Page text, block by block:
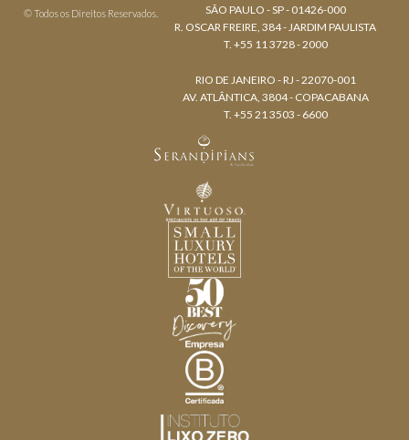
© Todos os Direitos Reservados.
SÃO PAULO - SP - 01426-000
R. OSCAR FREIRE, 384 - JARDIM PAULISTA
T. +55 11 3728 - 2000
RIO DE JANEIRO - RJ - 22070-001
AV. ATLÂNTICA, 3804 - COPACABANA
T. +55 21 3503 - 6600